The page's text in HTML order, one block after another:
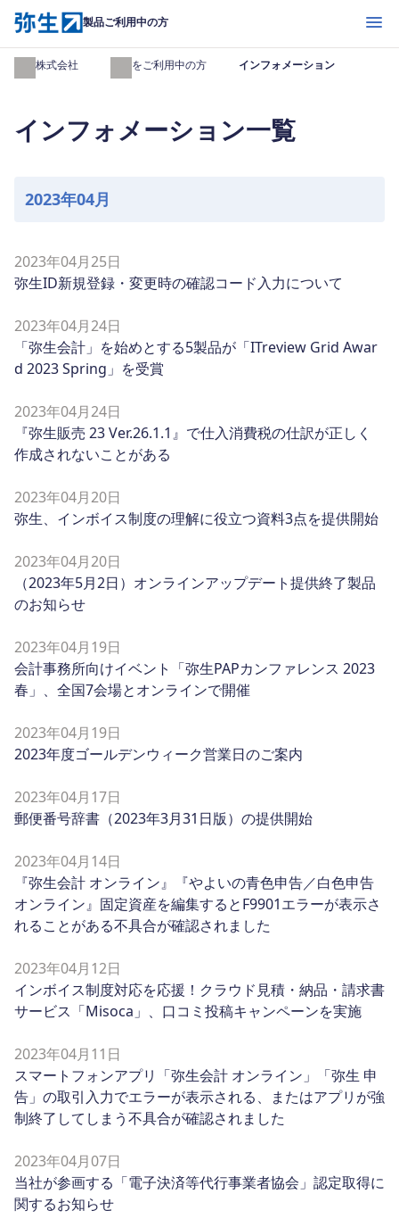
製品ご利用中の方 開く
弥生株式会社 製品をご利用中の方 インフォメーション
インフォメーション一覧
2023年04月
2023年04月25日
弥生ID新規登録・変更時の確認コード入力について
2023年04月24日
「弥生会計」を始めとする5製品が「ITreview Grid Awar
d 2023 Spring」を受賞
2023年04月24日
『弥生販売 23 Ver.26.1.1』で仕入消費税の仕訳が正しく
作成されないことがある
2023年04月20日
弥生、インボイス制度の理解に役立つ資料3点を提供開始
2023年04月20日
（2023年5月2日）オンラインアップデート提供終了製品
のお知らせ
2023年04月19日
会計事務所向けイベント「弥生PAPカンファレンス 2023
春」、全国7会場とオンラインで開催
2023年04月19日
2023年度ゴールデンウィーク営業日のご案内
2023年04月17日
郵便番号辞書（2023年3月31日版）の提供開始
2023年04月14日
『弥生会計 オンライン』『やよいの青色申告／白色申告
オンライン』固定資産を編集するとF9901エラーが表示さ
れることがある不具合が確認されました
2023年04月12日
インボイス制度対応を応援！クラウド見積・納品・請求書
サービス「Misoca」、口コミ投稿キャンペーンを実施
2023年04月11日
スマートフォンアプリ「弥生会計 オンライン」「弥生 申
告」の取引入力でエラーが表示される、またはアプリが強
制終了してしまう不具合が確認されました
2023年04月07日
当社が参画する「電子決済等代行事業者協会」認定取得に
関するお知らせ